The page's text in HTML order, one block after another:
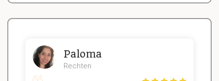
Paloma
Rechten